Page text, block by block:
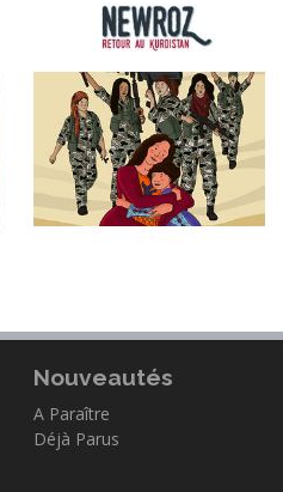
Nouveautés
A Paraître
Déjà Parus